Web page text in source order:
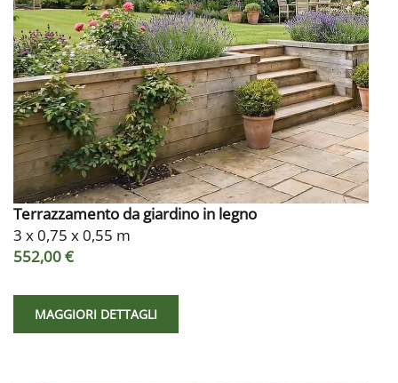
Terrazzamento da giardino in legno
3 x 0,75 x 0,55 m
552,00 €
MAGGIORI DETTAGLI